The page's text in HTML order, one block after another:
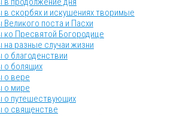
скорбях и искушениях творимые
поста и Пасхи
ко Пресвятой Богородице
разные случаи жизни
благоденствии
о болящих
о вере
о мире
о путешествующих
о священстве